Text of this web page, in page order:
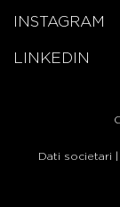
INSTAGRAM
LINKEDIN
Dati societari